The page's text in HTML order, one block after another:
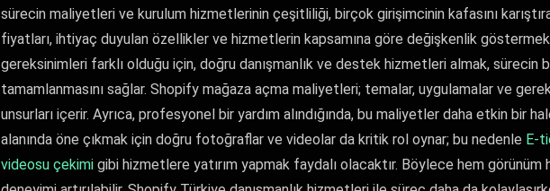
sürecin maliyetleri ve kurulum hizmetlerinin çeşitliliği, birçok girişimcinin kafasını
fiyatları, ihtiyaç duyulan özellikler ve hizmetlerin kapsamına göre değişkenlik
gereksinimleri farklı olduğu için, doğru danışmanlık ve destek hizmetleri almak, sürecin
tamamlanmasını sağlar. Shopify mağaza açma maliyetleri; temalar, uygulamalar ve
unsurları içerir. Ayrıca, profesyonel bir yardım alındığında, bu maliyetler daha etkin bir
alanında öne çıkmak için doğru fotoğraflar ve videolar da kritik rol oynar; bu nedenle E-
videosu çekimi gibi hizmetlere yatırım yapmak faydalı olacaktır. Böylece hem görünüm